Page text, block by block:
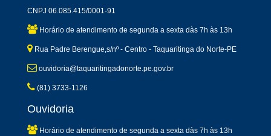
CNPJ 06.085.415/0001-91
Horário de atendimento de segunda a sexta dàs 7h às 13h
Rua Padre Berengue,s/nº - Centro - Taquaritinga do Norte-PE
ouvidoria@taquaritingadonorte.pe.gov.br
(81) 3733-1126
Ouvidoria
Horário de atendimento de segunda a sexta dàs 7h às 13h